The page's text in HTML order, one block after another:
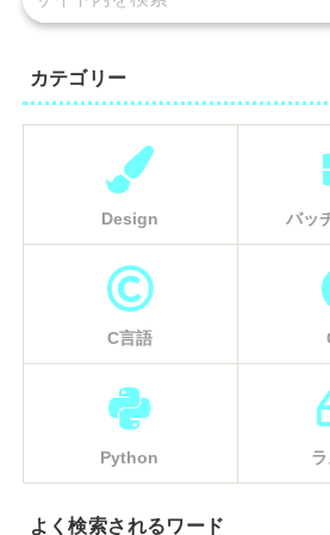
カテゴリー
Design バッ
C言語
Python
よく検索されるワード